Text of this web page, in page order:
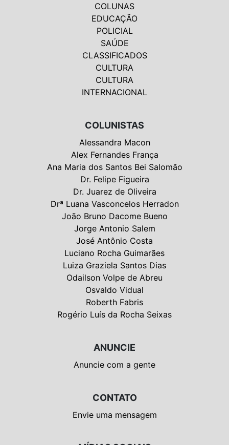
COLUNAS
EDUCAÇÃO
POLICIAL
SAÚDE
CLASSIFICADOS
CULTURA
CULTURA
INTERNACIONAL
COLUNISTAS
Alessandra Macon
Alex Fernandes França
Ana Maria dos Santos Bei Salomão
Dr. Felipe Figueira
Dr. Juarez de Oliveira
Drª Luana Vasconcelos Herradon
João Bruno Dacome Bueno
Jorge Antonio Salem
José Antônio Costa
Luciano Rocha Guimarães
Luiza Graziela Santos Dias
Odailson Volpe de Abreu
Osvaldo Vidual
Roberth Fabris
Rogério Luís da Rocha Seixas
ANUNCIE
Anuncie com a gente
CONTATO
Envie uma mensagem